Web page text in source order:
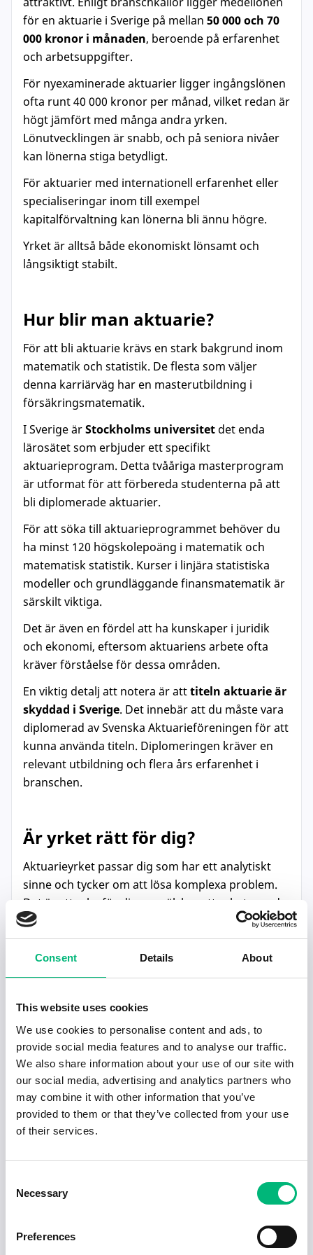
Consent Details About
This website uses cookies
We use cookies to personalise content and ads, to
provide social media features and to analyse our traffic.
We also share information about your use of our site with
our social media, advertising and analytics partners who
may combine it with other information that you’ve
provided to them or that they’ve collected from your use
of their services.
Selection
Necessary
Preferences
för en aktuarie i Sverige på mellan 50 000 och 70
000 kronor i månaden, beroende på erfarenhet
och arbetsuppgifter.
För nyexaminerade aktuarier ligger ingångslönen
ofta runt 40 000 kronor per månad, vilket redan är
högt jämfört med många andra yrken.
Lönutvecklingen är snabb, och på seniora nivåer
kan lönerna stiga betydligt.
För aktuarier med internationell erfarenhet eller
specialiseringar inom till exempel
kapitalförvaltning kan lönerna bli ännu högre.
Yrket är alltså både ekonomiskt lönsamt och
långsiktigt stabilt.
Hur blir man aktuarie?
För att bli aktuarie krävs en stark bakgrund inom
matematik och statistik. De flesta som väljer
denna karriärväg har en masterutbildning i
försäkringsmatematik.
I Sverige ärStockholms universitet det enda
lärosätet som erbjuder ett specifikt
aktuarieprogram. Detta tvååriga masterprogram
är utformat för att förbereda studenterna på att
bli diplomerade aktuarier.
För att söka till aktuarieprogrammet behöver du
ha minst 120 högskolepoäng i matematik och
matematisk statistik. Kurser i linjära statistiska
modeller och grundläggande finansmatematik är
särskilt viktiga.
Det är även en fördel att ha kunskaper i juridik
och ekonomi, eftersom aktuariens arbete ofta
kräver förståelse för dessa områden.
En viktig detalj att notera är atttiteln aktuarie är
skyddad i Sverige. Det innebär att du måste vara
diplomerad av Svenska Aktuarieföreningen för att
kunna använda titeln. Diplomeringen kräver en
relevant utbildning och flera års erfarenhet i
branschen.
Är yrket rätt för dig?
Aktuarieyrket passar dig som har ett analytiskt
sinne och tycker om att lösa komplexa problem.
Det är ett yrke för dig som älskar att arbeta med
siffror och statistik men som också vill göra något
samhällsnyttigt.
Genom att analysera risker och sätta rätt premier
privatpersoner och företag.
Dessutom är framtidsutsikterna för aktuarier
mycket goda. I Sverige är efterfrågan på
aktuarier högre än tillgången, vilket gör att
jobbutsikterna är lysande. För dig som studerar
matematik och statistik kan detta vara en
karriärväg värd att överväga.
Det finns många olika inriktningar inom
traditionella uppgifter som prissättning och